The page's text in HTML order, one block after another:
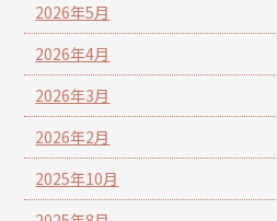
2026年5月
2026年4月
2026年3月
2026年2月
2025年10月